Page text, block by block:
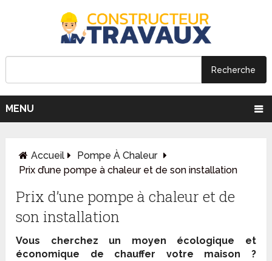
MENU
Accueil
Pompe À Chaleur
Prix d’une pompe à chaleur et de son installation
Prix d’une pompe à chaleur et de
son installation
Vous cherchez un moyen écologique et
économique de chauffer votre maison ?